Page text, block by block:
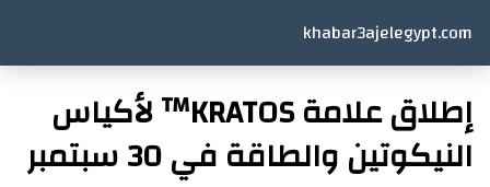
khabar3ajelegypt.com
إطلاق علامة KRATOS™ لأكياس
النيكوتين والطاقة في 30 سبتمبر